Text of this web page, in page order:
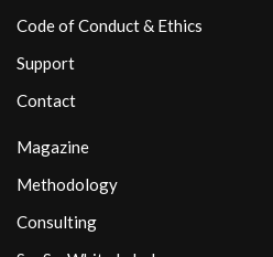
Code of Conduct & Ethics
Support
Contact
Magazine
Methodology
Consulting